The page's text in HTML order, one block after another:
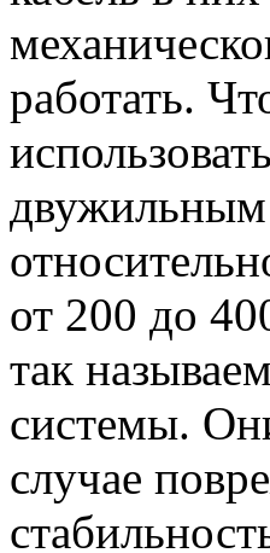
работать.
от 200 до
так
системы.
случае